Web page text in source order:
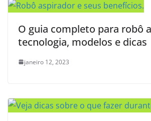
O guia completo para robô
tecnologia, modelos e dicas
janeiro 12, 2023